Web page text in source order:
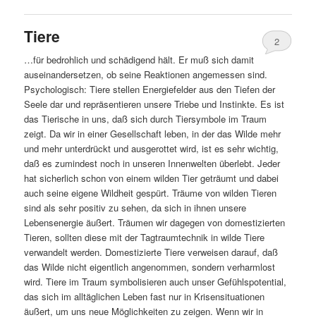
Tiere
2
…für bedrohlich und schädigend hält. Er muß sich damit
auseinandersetzen, ob seine Reaktionen angemessen sind.
Psychologisch: Tiere stellen Energiefelder aus den Tiefen der
Seele dar und repräsentieren unsere Triebe und Instinkte. Es ist
das Tierische in uns, daß sich durch Tiersymbole im Traum
zeigt. Da wir in einer Gesellschaft leben, in der das Wilde mehr
und mehr unterdrückt und ausgerottet wird, ist es sehr wichtig,
daß es zumindest noch in unseren Innenwelten überlebt. Jeder
hat sicherlich schon von einem wilden Tier geträumt und dabei
auch seine eigene Wildheit gespürt. Träume von wilden Tieren
sind als sehr positiv zu sehen, da sich in ihnen unsere
Lebensenergie äußert. Träumen wir dagegen von domestizierten
Tieren, sollten diese mit der Tagtraumtechnik in wilde Tiere
verwandelt werden. Domestizierte Tiere verweisen darauf, daß
das Wilde nicht eigentlich angenommen, sondern verharmlost
wird. Tiere im Traum symbolisieren auch unser Gefühlspotential,
das sich im alltäglichen Leben fast nur in Krisensituationen
äußert, um uns neue Möglichkeiten zu zeigen. Wenn wir in